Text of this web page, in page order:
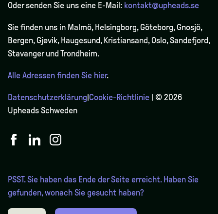
Oder senden Sie uns eine E-Mail: kontakt@upheads.se
Sie finden uns in Malmö, Helsingborg, Göteborg, Gnosjö,
Bergen,Gjøvik, Haugesund, Kristiansand, Oslo, Sandefjord,
Stavanger und Trondheim.
Alle Adressen finden Sie hier.
Datenschutzerklärung Cookie-Richtlinie | © 2026
Upheads Schweden
PSST. Sie haben das Ende der Seite erreicht. Haben Sie
gefunden, wonach Sie gesucht haben?